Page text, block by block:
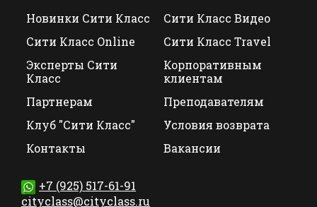
Новинки Сити Класс
Сити Класс Видео
Сити Класс Online
Сити Класс Travel
Эксперты Сити
Класс
Корпоративным
клиентам
Партнерам
Преподавателям
Клуб "Сити Класс"
Условия возврата
Контакты
Вакансии
+7 (925) 517-61-91
cityclass@cityclass.ru